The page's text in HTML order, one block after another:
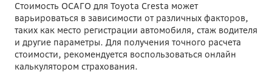
Стоимость ОСАГО для Toyota Cresta может
варьироваться в зависимости от различных факторов,
таких как место регистрации автомобиля, стаж водителя
и другие параметры. Для получения точного расчета
стоимости, рекомендуется воспользоваться онлайн
калькулятором страхования.